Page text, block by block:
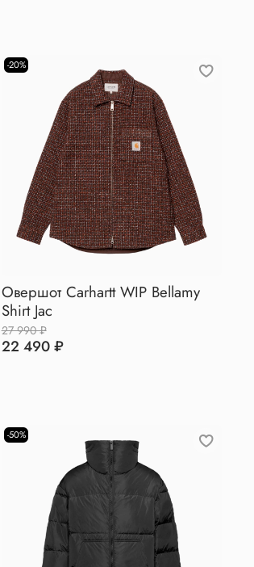
-20%
Овершот Carhartt WIP Bellamy
Shirt Jac
27 990 ₽
22 490 ₽
-50%